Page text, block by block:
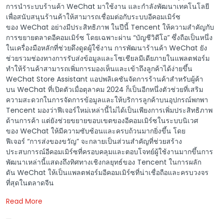
การนำระบบร้านค้า WeChat มาใช้งาน และกำลังพัฒนาเทคโนโลยี
เพื่อสนับสนุนร้านค้าให้สามารถเชื่อมต่อกับระบบอีคอมเมิร์ซ
ของ WeChat อย่างมีประสิทธิภาพ ในปีนี้ Tencent ให้ความสำคัญกับ
การขยายตลาดอีคอมเมิร์ซ โดยเฉพาะผ่าน “บัญชีวิดีโอ” ซึ่งถือเป็นหนึ่ง
ในเครื่องมือหลักที่ช่วยดึงดูดผู้ใช้งาน การพัฒนาร้านค้า WeChat ยัง
ช่วยรวมช่องทางการรับส่งข้อมูลและโซเชียลมีเดียภายในแพลตฟอร์ม
ทำให้ร้านค้าสามารถเพิ่มการมองเห็นและเข้าถึงลูกค้าได้ง่ายขึ้น
WeChat Store Assistant แอปพลิเคชันจัดการร้านค้าสำหรับผู้ค้า
บน WeChat ที่เปิดตัวเมื่อตุลาคม 2024 ก็เป็นอีกหนึ่งตัวช่วยที่เสริม
ความสะดวกในการจัดการข้อมูลและให้บริการลูกค้าบนอุปกรณ์พกพา
Tencent มองว่าฟีเจอร์ใหม่เหล่านี้ไม่ได้เป็นเพียงการเพิ่มประสิทธิภาพ
ด้านการค้า แต่ยังช่วยขยายขอบเขตของอีคอมเมิร์ซในระบบนิเวศ
ของ WeChat ให้มีความซับซ้อนและครบถ้วนมากยิ่งขึ้น โดย
ฟีเจอร์ “การส่งของขวัญ” จะกลายเป็นส่วนสำคัญที่ช่วยสร้าง
ประสบการณ์อีคอมเมิร์ซที่ครอบคลุมและตอบโจทย์ผู้ใช้งานมากขึ้นการ
พัฒนาเหล่านี้แสดงถึงทิศทางเชิงกลยุทธ์ของ Tencent ในการผลัก
ดัน WeChat ให้เป็นแพลตฟอร์มอีคอมเมิร์ซที่น่าเชื่อถือและครบวงจร
ที่สุดในตลาดจีน
Read More